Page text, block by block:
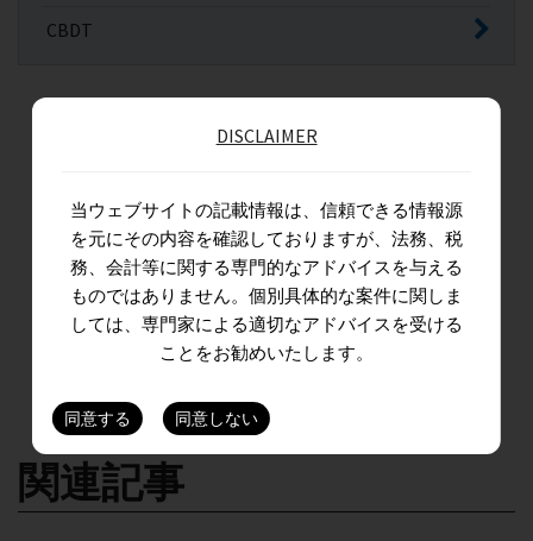
CBDT
関連記事
DISCLAIMER
当ウェブサイトの記載情報は、信頼できる情報源
を元にその内容を確認しておりますが、法務、税
務、会計等に関する専門的なアドバイスを与える
ものではありません。個別具体的な案件に関しま
しては、専門家による適切なアドバイスを受ける
ことをお勧めいたします。